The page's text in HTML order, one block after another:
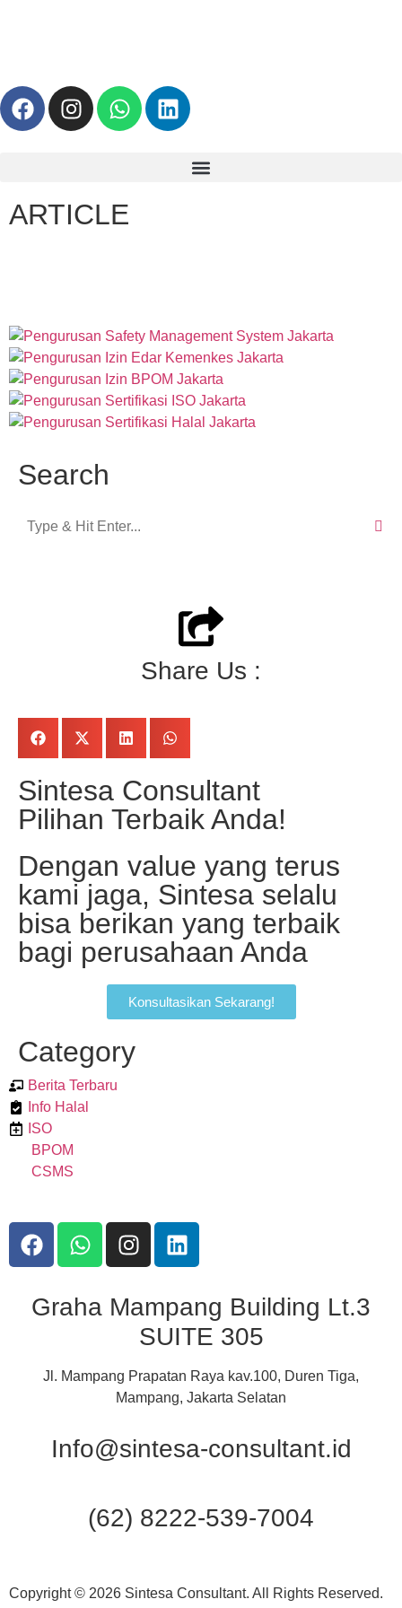
ARTICLE
Search
Share Us :
Sintesa Consultant
Pilihan Terbaik Anda!
Dengan value yang terus
kami jaga, Sintesa selalu
bisa berikan yang terbaik
bagi perusahaan Anda
Konsultasikan Sekarang!
Category
Berita Terbaru
Info Halal
ISO
BPOM
CSMS
Graha Mampang Building Lt.3
SUITE 305
Jl. Mampang Prapatan Raya kav.100, Duren Tiga,
Mampang, Jakarta Selatan
Info@sintesa-consultant.id
(62) 8222-539-7004
Copyright © 2026 Sintesa Consultant. All Rights Reserved.